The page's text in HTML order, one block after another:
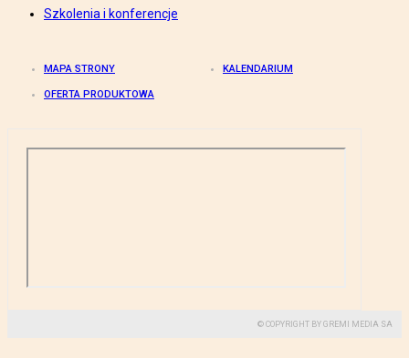
Szkolenia i konferencje
MAPA STRONY KALENDARIUM
OFERTA PRODUKTOWA
© COPYRIGHT BY GREMI MEDIA SA